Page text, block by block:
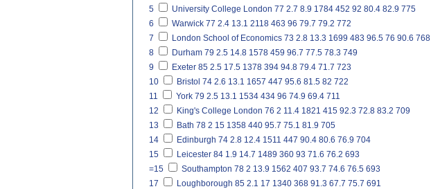
5
University College London 77 2.7 8.9 1784 452 92 80.4 82.9 775
6
Warwick 77 2.4 13.1 2118 463 96 79.7 79.2 772
7
London School of Economics 73 2.8 13.3 1699 483 96.5 76 90.6 768
8
Durham 79 2.5 14.8 1578 459 96.7 77.5 78.3 749
9
Exeter 85 2.5 17.5 1378 394 94.8 79.4 71.7 723
10
Bristol 74 2.6 13.1 1657 447 95.6 81.5 82 722
11
York 79 2.5 13.1 1534 434 96 74.9 69.4 711
12
King's College London 76 2 11.4 1821 415 92.3 72.8 83.2 709
13
Bath 78 2 15 1358 440 95.7 75.1 81.9 705
14
Edinburgh 74 2.8 12.4 1511 447 90.4 80.6 76.9 704
15
Leicester 84 1.9 14.7 1489 360 93 71.6 76.2 693
=15
Southampton 78 2 13.9 1562 407 93.7 74.6 76.5 693
17
Loughborough 85 2.1 17 1340 368 91.3 67.7 75.7 691